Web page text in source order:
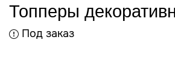
Топперы
Под заказ